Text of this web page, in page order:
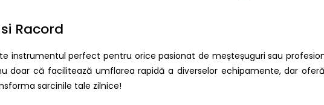
Racord
instrumentul perfect pentru orice pasionat de meșteșuguri sau
doar că facilitează umflarea rapidă a diverselor echipamente, dar
sarcinile tale zilnice!